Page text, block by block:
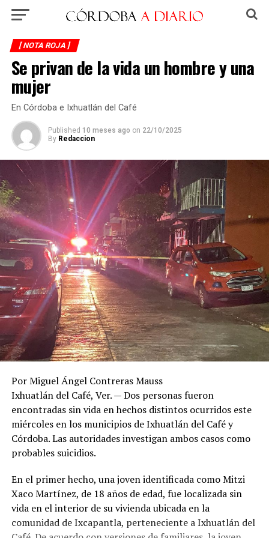
[ NOTA ROJA ]
Se privan de la vida un hombre y una
mujer
En Córdoba e Ixhuatlán del Café
Published 10 meses ago on 22/10/2025
By Redaccion
Por Miguel Ángel Contreras Mauss
Ixhuatlán del Café, Ver. — Dos personas fueron
encontradas sin vida en hechos distintos ocurridos este
miércoles en los municipios de Ixhuatlán del Café y
Córdoba. Las autoridades investigan ambos casos como
probables suicidios.
En el primer hecho, una joven identificada como Mitzi
Xaco Martínez, de 18 años de edad, fue localizada sin
vida en el interior de su vivienda ubicada en la
comunidad de Ixcapantla, perteneciente a Ixhuatlán del